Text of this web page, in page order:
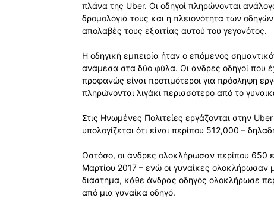
πλάνα της Uber. Οι οδηγοί πληρώνονται
δρομολόγιά τους και η πλειονότητα των
απολαβές τους εξαιτίας αυτού του γεγονότος.
Η οδηγική εμπειρία ήταν ο επόμενος
ανάμεσα στα δύο φύλα. Οι άνδρες οδηγοί που
προφανώς είναι προτιμότεροι για πρόσληψη
πληρώνονται λιγάκι περισσότερο από το
Στις Ηνωμένες Πολιτείες εργάζονται στην
υπολογίζεται ότι είναι περίπου 512,000 –
Ωστόσο, οι άνδρες ολοκλήρωσαν περίπου 650
Μαρτίου 2017 – ενώ οι γυναίκες ολοκλήρωσαν
διάστημα, κάθε άνδρας οδηγός ολοκλήρωσε
από μια γυναίκα οδηγό.